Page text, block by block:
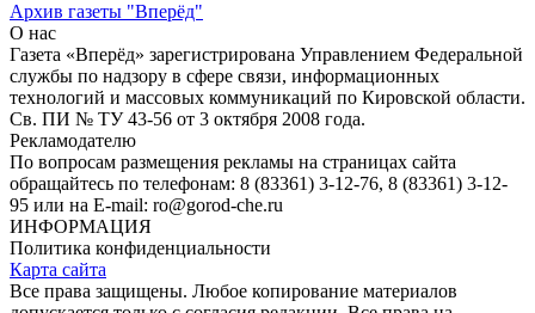
Архив газеты "Вперёд"
О нас
Газета «Вперёд» зарегистрирована Управлением Федеральной
службы по надзору в сфере связи, информационных
технологий и массовых коммуникаций по Кировской области.
Св. ПИ № ТУ 43-56 от 3 октября 2008 года.
Рекламодателю
По вопросам размещения рекламы на страницах сайта
обращайтесь по телефонам: 8 (83361) 3-12-76, 8 (83361) 3-12-
95 или на E-mail: ro@gorod-che.ru
ИНФОРМАЦИЯ
Политика конфиденциальности
Карта сайта
Все права защищены. Любое копирование материалов